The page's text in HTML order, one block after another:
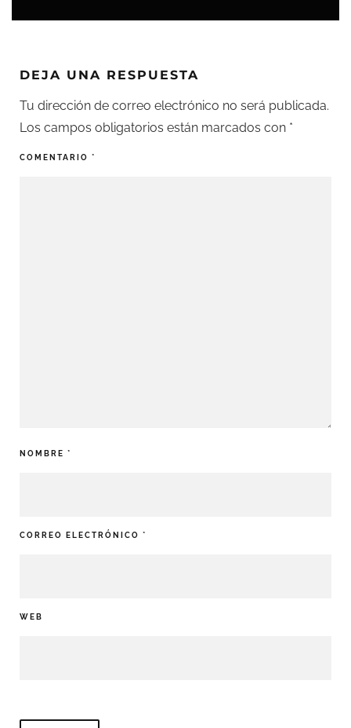
DEJA UNA RESPUESTA
Tu dirección de correo electrónico no será publicada.
Los campos obligatorios están marcados con *
COMENTARIO *
NOMBRE *
CORREO ELECTRÓNICO *
WEB